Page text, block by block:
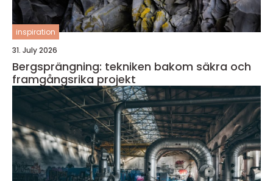
inspiration
31. July 2026
Bergsprängning: tekniken bakom säkra och
framgångsrika projekt